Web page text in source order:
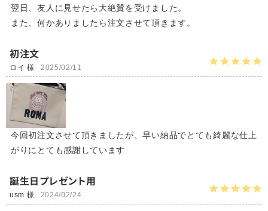
翌日、友人に見せたら大絶賛を受けました。
また、何かありましたら注文させて頂きます。
初注文
ロイ 様 2025/02/11
今回初注文させて頂きましたが、早い納品でとても綺麗な仕上
がりにとても感謝しています
誕生日プレゼント用
usm 様 2024/02/24